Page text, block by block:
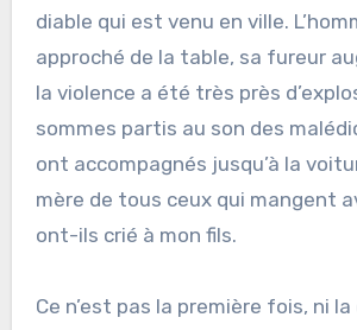
diable qui est venu en ville.
approché de la table, sa fureur
la violence a été très près
sommes partis au son des
ont accompagnés jusqu’à la
mère de tous ceux qui mangent
ont-ils crié à mon fils.
Ce n’est pas la première fois, ni